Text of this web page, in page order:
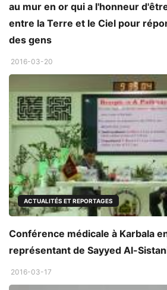
au mur en or qui a l'honneur
entre la Terre et le Ciel pour
des gens
2016-03-20
ACTUALITÉS ET REPORTAGES
Conférence médicale à Karbala
représentant de Sayyed Al-
2016-03-17